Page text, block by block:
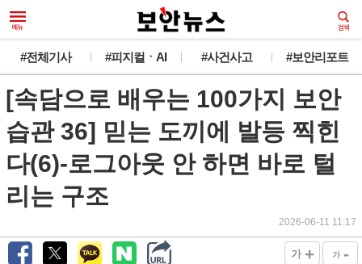
#전체기사 #피지컬ㆍAI #사건사고 #보안리포트
[속담으로 배우는 100가지 보안
습관 36] 믿는 도끼에 발등 찍힌
다(6)-로그아웃 안 하면 바로 털
리는 구조
2026-06-11 11:17
가 + 가 -